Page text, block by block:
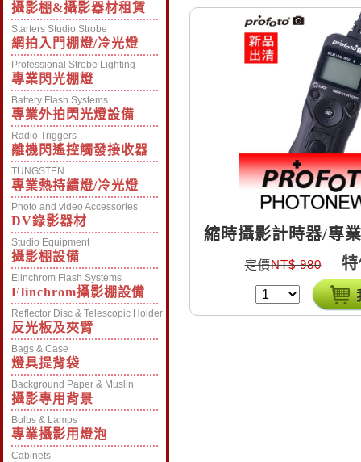
攝影棚&攝影器材租賃
Starters Studio Strobe
網拍入門棚燈/冷光燈
Professional Strobe Lighting
專業閃光棚燈
Battery Flash Systems
專業外拍閃光燈設備
Radio Triggers
離機閃遙控觸發接收器
TUNGSTEN
專業熱持續燈/冷光燈
Photo and video Accessories
DV錄影器材
Studio Equipment
攝影棚設備
Elinchrom Flash Systems
Elinchrom攝影棚設備
Reflector Disc & Telescopic Holder
反光板及夾臂
Bags & Case
燈具提背袋
Background Paper & Muslin
攝影專用背景
Bulbs & Lamps
專業攝影用燈泡
Cabinets
縮時攝影計時器/專
NIKON（N1）定時
門線
定價NT$ 980